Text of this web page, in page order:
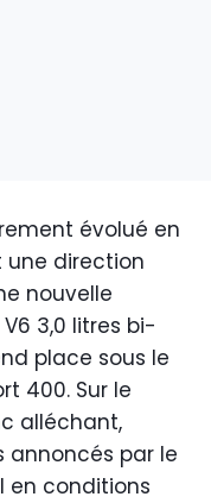
évolué en
une direction
nouvelle
3,0 litres bi-
place sous le
400. Sur le
alléchant,
annoncés par le
en conditions